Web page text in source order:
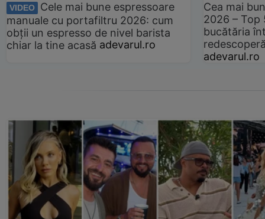
VIDEO
Cele mai bune espressoare
manuale cu portafiltru 2026: cum
obții un espresso de nivel barista
chiar la tine acasă adevarul.ro
Cea mai
2026 –
bucătăria
adevarul.ro